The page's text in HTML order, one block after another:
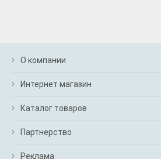
О компании
Интернет магазин
Каталог товаров
Партнерство
Реклама